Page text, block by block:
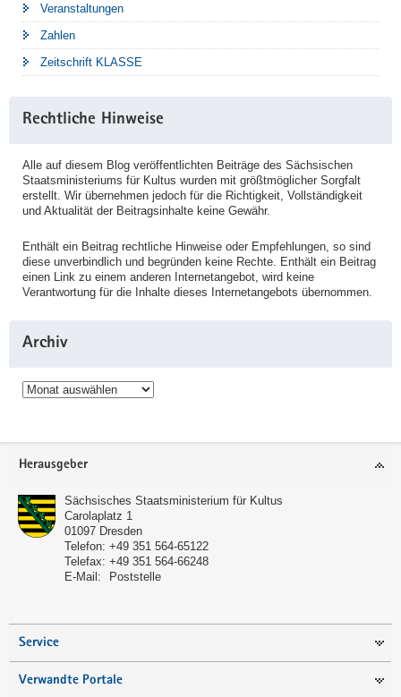
Veranstaltungen
Zahlen
Zeitschrift KLASSE
Rechtliche Hinweise
Alle auf diesem Blog veröffentlichten Beiträge des Sächsischen
Staatsministeriums für Kultus wurden mit größtmöglicher Sorgfalt
erstellt. Wir übernehmen jedoch für die Richtigkeit, Vollständigkeit
und Aktualität der Beitragsinhalte keine Gewähr.
Enthält ein Beitrag rechtliche Hinweise oder Empfehlungen, so sind
diese unverbindlich und begründen keine Rechte. Enthält ein Beitrag
einen Link zu einem anderen Internetangebot, wird keine
Verantwortung für die Inhalte dieses Internetangebots übernommen.
Archiv
Archiv
Service
Herausgeber
Sächsisches Staatsministerium für Kultus
Carolaplatz 1
01097 Dresden
Telefon: +49 351 564-65122
Telefax: +49 351 564-66248
E-Mail:
Poststelle
Service
Verwandte Portale